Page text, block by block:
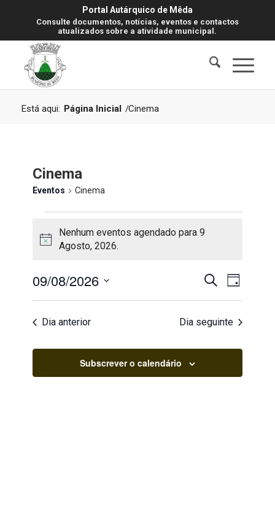
Portal Autárquico de Mêda
Consulte documentos, notícias, eventos e contactos
atualizados sobre a atividade municipal.
Está aqui: Página Inicial /Cinema
Cinema
Eventos Cinema
for
Agosto,
Aviso
Nenhum eventos agendado para 9
Agosto, 2026.
de
pesquisa
de
Pesquisar
de
Evento
Dia
09/08/2026
Selecione
data.
Dia anterior Dia seguinte
Subscrever o calendário